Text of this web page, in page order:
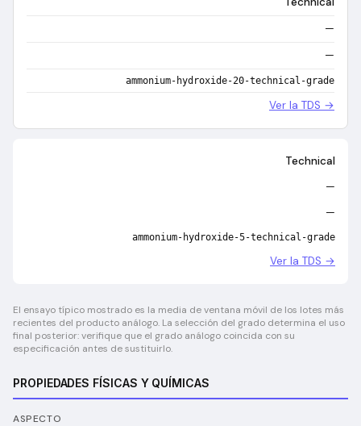
—
—
ammonium-hydroxide-20-technical-grade
Ver la TDS →
Technical
—
—
ammonium-hydroxide-5-technical-grade
Ver la TDS →
El ensayo típico mostrado es la media de ventana móvil de los lotes más
recientes del producto análogo. La selección del grado determina el uso
final posterior: verifique que el grado análogo coincida con su
especificación antes de sustituirlo.
PROPIEDADES FÍSICAS Y QUÍMICAS
ASPECTO